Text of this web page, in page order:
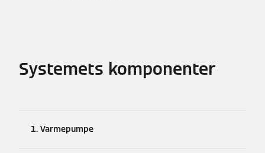
Systemets komponenter
1. Varmepumpe